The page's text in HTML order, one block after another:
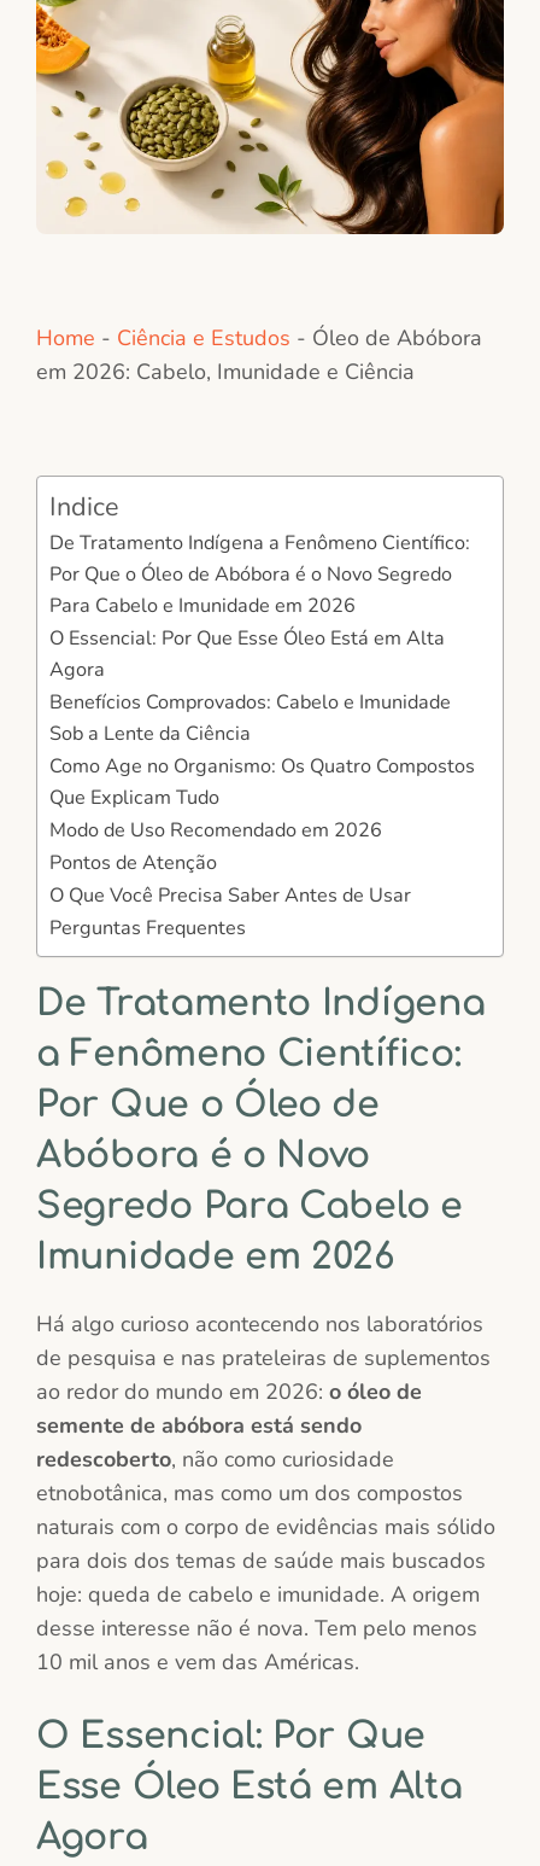
Home - Ciência e Estudos - Óleo de Abóbora
em 2026: Cabelo, Imunidade e Ciência
Indice
De Tratamento Indígena a Fenômeno Científico:
Por Que o Óleo de Abóbora é o Novo Segredo
Para Cabelo e Imunidade em 2026
O Essencial: Por Que Esse Óleo Está em Alta
Agora
Benefícios Comprovados: Cabelo e Imunidade
Sob a Lente da Ciência
Como Age no Organismo: Os Quatro Compostos
Que Explicam Tudo
Modo de Uso Recomendado em 2026
Pontos de Atenção
O Que Você Precisa Saber Antes de Usar
Perguntas Frequentes
De Tratamento Indígena
a Fenômeno Científico:
Por Que o Óleo de
Abóbora é o Novo
Segredo Para Cabelo e
Imunidade em 2026
Há algo curioso acontecendo nos laboratórios
de pesquisa e nas prateleiras de suplementos
ao redor do mundo em 2026: o óleo de
semente de abóbora está sendo
redescoberto, não como curiosidade
etnobotânica, mas como um dos compostos
naturais com o corpo de evidências mais sólido
para dois dos temas de saúde mais buscados
hoje: queda de cabelo e imunidade. A origem
desse interesse não é nova. Tem pelo menos
10 mil anos e vem das Américas.
O Essencial: Por Que
Esse Óleo Está em Alta
Agora